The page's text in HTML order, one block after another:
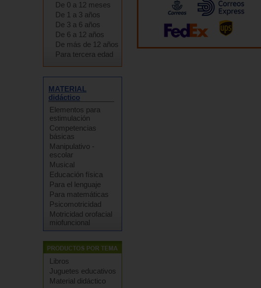
De 0 a 12 meses
De 1 a 3 años
De 3 a 6 años
De 6 a 12 años
De más de 12 años
Para tercera edad
MATERIAL
didáctico
Elementos para
estimulación
Competencias
básicas
Manipulativo -
escolar
Musical
Educación física
Para el lenguaje
Para matemáticas
Psicomotricidad
Motricidad orofacial
miofuncional
Libros
Juguetes educativos
Material didáctico